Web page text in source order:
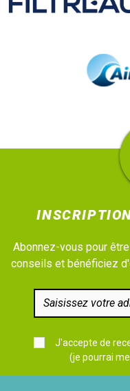
Abonnez-vous pour
conseils et bénéficiez
J'accepte de
(je pourrai